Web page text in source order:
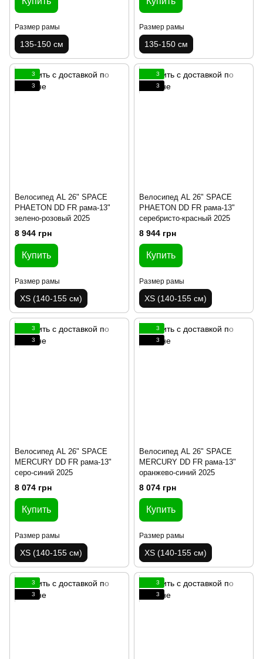
Размер рамы
135-150 см
Размер рамы
135-150 см
3
3
Велосипед AL 26" SPACE
PHAETON DD FR рама-13"
зелено-розовый 2025
8 944 грн
Купить
Размер рамы
XS (140-155 см)
3
3
Велосипед AL 26" SPACE
PHAETON DD FR рама-13"
серебристо-красный 2025
8 944 грн
Купить
Размер рамы
XS (140-155 см)
3
3
Велосипед AL 26" SPACE
MERCURY DD FR рама-13"
серо-синий 2025
8 074 грн
Купить
Размер рамы
XS (140-155 см)
3
3
Велосипед AL 26" SPACE
MERCURY DD FR рама-13"
оранжево-синий 2025
8 074 грн
Купить
Размер рамы
XS (140-155 см)
3
3
3
3